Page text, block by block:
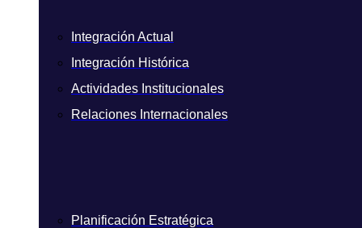
Integración Actual
Integración Histórica
Actividades Institucionales
Relaciones Internacionales
Planificación Estratégica